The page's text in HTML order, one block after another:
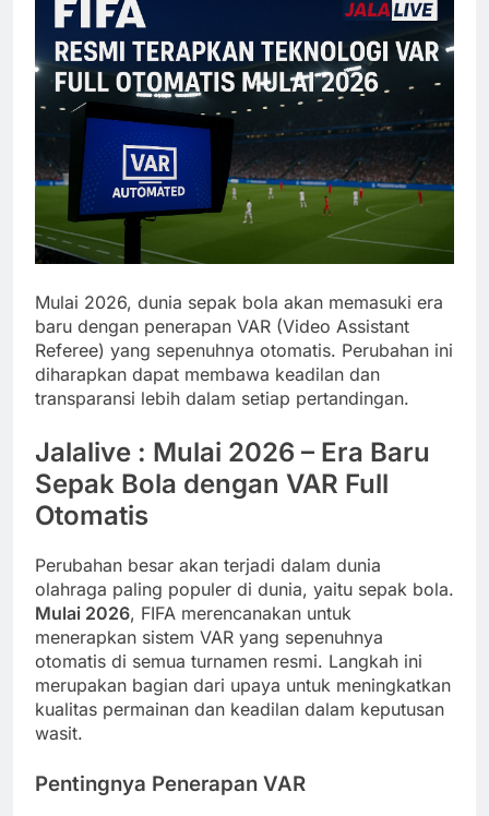
Mulai 2026, dunia sepak bola akan memasuki era
baru dengan penerapan VAR (Video Assistant
Referee) yang sepenuhnya otomatis. Perubahan ini
diharapkan dapat membawa keadilan dan
transparansi lebih dalam setiap pertandingan.
Jalalive : Mulai 2026 – Era Baru
Sepak Bola dengan VAR Full
Otomatis
Perubahan besar akan terjadi dalam dunia
olahraga paling populer di dunia, yaitu sepak bola.
Mulai 2026, FIFA merencanakan untuk
menerapkan sistem VAR yang sepenuhnya
otomatis di semua turnamen resmi. Langkah ini
merupakan bagian dari upaya untuk meningkatkan
kualitas permainan dan keadilan dalam keputusan
wasit.
Pentingnya Penerapan VAR